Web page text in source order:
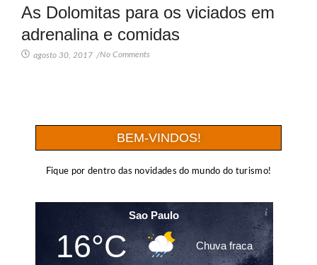
As Dolomitas para os viciados em
adrenalina e comidas
agosto 30, 2017 /No Comments
BEM-VINDOS!
Fique por dentro das novidades do mundo do turismo!
Sao Paulo
16°C Chuva fraca